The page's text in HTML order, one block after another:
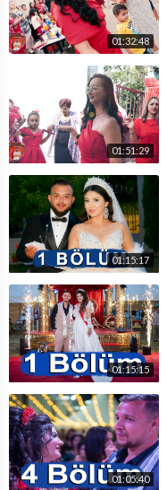
01:32:48
01:51:29
01:15:17
01:15:15
01:05:40